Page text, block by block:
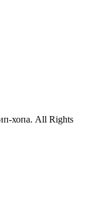
хопа. All Rights